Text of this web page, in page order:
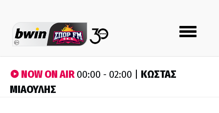
Toggle
navigation
NOW ON AIR00:00 - 02:00 | ΚΩΣΤΑΣ
ΜΙΑΟΥΛΗΣ